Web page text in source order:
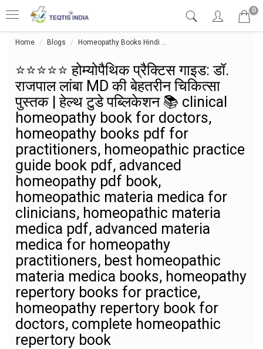
0
Home Blogs Homeopathy Books Hindi
⭐⭐⭐⭐⭐ होम्योपैथिक प्रैक्टिस गाइड: डॉ.
राजपाल लांबा MD की बेहतरीन चिकित्सा
पुस्तक | हेल्थ टुडे पब्लिकेशन 📚 clinical
homeopathy book for doctors,
homeopathy books pdf for
practitioners, homeopathic practice
guide book pdf, advanced
homeopathy pdf book,
homeopathic materia medica for
clinicians, homeopathic materia
medica pdf, advanced materia
medica for homeopathy
practitioners, best homeopathic
materia medica books, homeopathy
repertory books for practice,
homeopathy repertory book for
doctors, complete homeopathic
repertory book